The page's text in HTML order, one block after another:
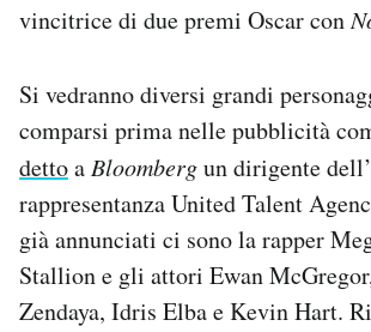
vincitrice di due premi Oscar con
Si vedranno diversi grandi
comparsi prima nelle pubblicità
dettoa Bloombergun dirigente
rappresentanza United Talent
già annunciati ci sono la rapper
Stallion e gli attori Ewan
Zendaya, Idris Elba e Kevin Hart.